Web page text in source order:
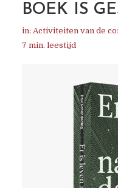
BOEK IS
in: Activiteiten van de
7 min. leestijd